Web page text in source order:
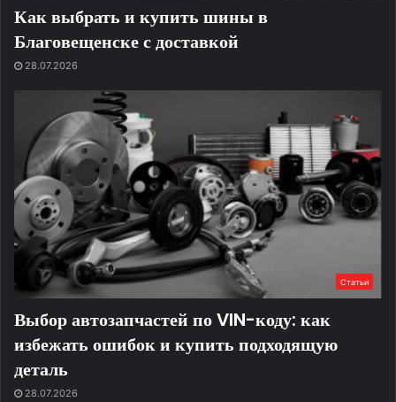
Как выбрать и купить шины в
Благовещенске с доставкой
28.07.2026
Статьи
Выбор автозапчастей по VIN-коду: как
избежать ошибок и купить подходящую
деталь
28.07.2026